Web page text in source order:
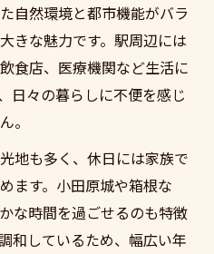
自然環境と都市機能がバラ
きな魅力です。駅周辺には
食店、医療機関など生活に
日々の暮らしに不便を感じ
。
地も多く、休日には家族で
ます。小田原城や箱根な
な時間を過ごせるのも特徴
和しているため、幅広い年